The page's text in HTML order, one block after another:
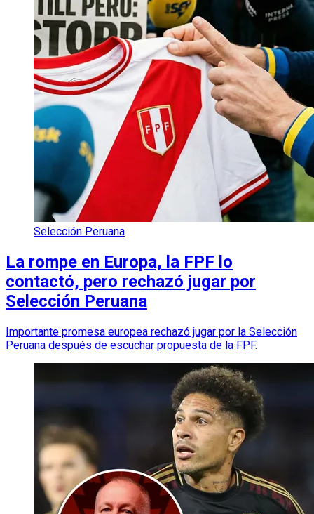
Selección Peruana
La rompe en Europa, la FPF lo
contactó, pero rechazó jugar por
Selección Peruana
Importante promesa europea rechazó jugar por la Selección
Peruana después de escuchar propuesta de la FPF.